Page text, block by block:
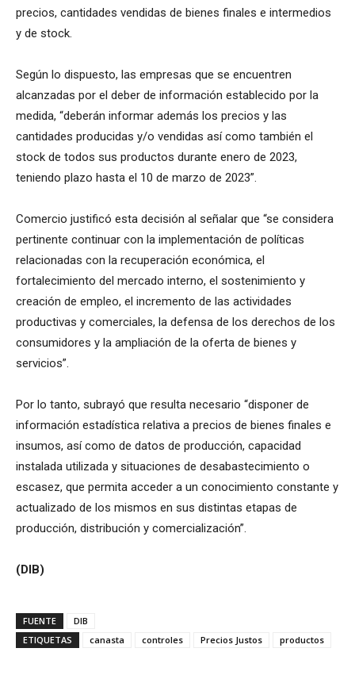
precios, cantidades vendidas de bienes finales e intermedios
y de stock.
Según lo dispuesto, las empresas que se encuentren
alcanzadas por el deber de información establecido por la
medida, “deberán informar además los precios y las
cantidades producidas y/o vendidas así como también el
stock de todos sus productos durante enero de 2023,
teniendo plazo hasta el 10 de marzo de 2023”.
Comercio justificó esta decisión al señalar que “se considera
pertinente continuar con la implementación de políticas
relacionadas con la recuperación económica, el
fortalecimiento del mercado interno, el sostenimiento y
creación de empleo, el incremento de las actividades
productivas y comerciales, la defensa de los derechos de los
consumidores y la ampliación de la oferta de bienes y
servicios”.
Por lo tanto, subrayó que resulta necesario “disponer de
información estadística relativa a precios de bienes finales e
insumos, así como de datos de producción, capacidad
instalada utilizada y situaciones de desabastecimiento o
escasez, que permita acceder a un conocimiento constante y
actualizado de los mismos en sus distintas etapas de
producción, distribución y comercialización”.
(DIB)
FUENTE
DIB
ETIQUETAS
canasta controles Precios Justos productos